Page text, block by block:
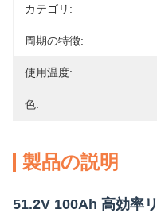
カテゴリ:
周期の特徴:
使用温度:
色:
製品の説明
51.2V 100Ah 高効率